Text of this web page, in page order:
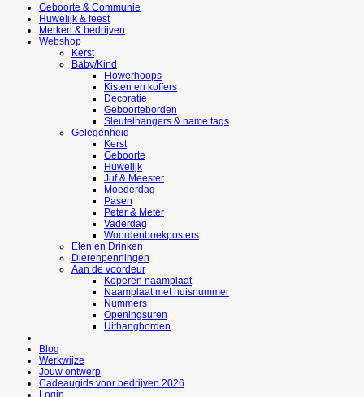
Geboorte & Communie
Huwelijk & feest
Merken & bedrijven
Webshop
Kerst
Baby/Kind
Flowerhoops
Kisten en koffers
Decoratie
Geboorteborden
Sleutelhangers & name tags
Gelegenheid
Kerst
Geboorte
Huwelijk
Juf & Meester
Moederdag
Pasen
Peter & Meter
Vaderdag
Woordenboekposters
Eten en Drinken
Dierenpenningen
Aan de voordeur
Koperen naamplaat
Naamplaat met huisnummer
Nummers
Openingsuren
Uithangborden
Blog
Werkwijze
Jouw ontwerp
Cadeaugids voor bedrijven 2026
Login